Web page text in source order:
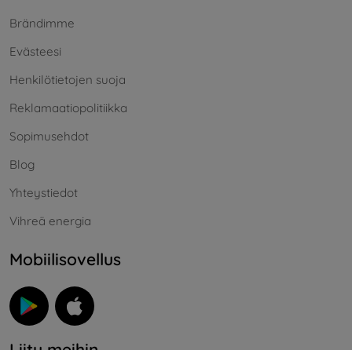
Brändimme
Evästeesi
Henkilötietojen suoja
Reklamaatiopolitiikka
Sopimusehdot
Blog
Yhteystiedot
Vihreä energia
Mobiilisovellus